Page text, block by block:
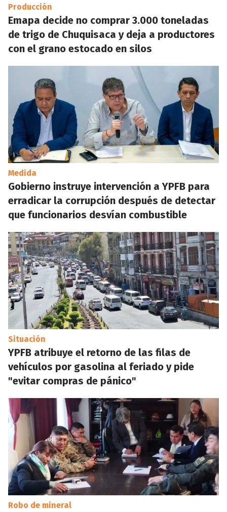
Producción
Emapa decide no comprar 3.000 toneladas
de trigo de Chuquisaca y deja a productores
con el grano estocado en silos
Medida
Gobierno instruye intervención a YPFB para
erradicar la corrupción después de detectar
que funcionarios desvían combustible
Situación
YPFB atribuye el retorno de las filas de
vehículos por gasolina al feriado y pide
"evitar compras de pánico"
Robo de mineral